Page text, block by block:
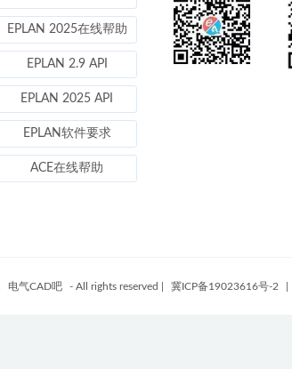
EPLAN 2025在线帮助
EPLAN 2.9 API
EPLAN 2025 API
EPLAN软件要求
ACE在线帮助
电气CAD吧 - All rights reserved 冀ICP备19023616号-2